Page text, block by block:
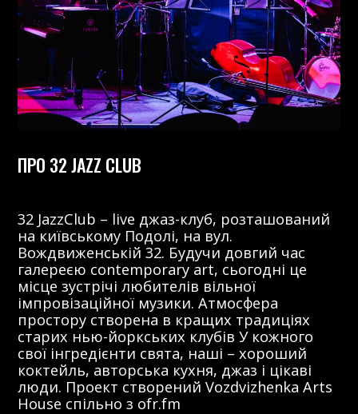
ПРО 32 JAZZ CLUB
32 JazzClub – live джаз-клуб, розташований
на київському Подолі, на вул.
Вождвиженській 32. Будучи довгий час
галереєю contemporary art, сьогодні це
місце зустрічі любителів вільної
імпровізаційної музики. Атмосфера
простору створена в кращих традиціях
старих нью-йоркських клубів У кожного
свої інгредієнти свята, наші – хороший
коктейль, авторська кухня, джаз і цікаві
люди. Проект створений Vozdvizhenka Arts
House спільно з ofr.fm